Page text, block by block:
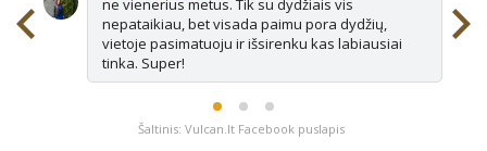
ne vienerius metus. Tik su dydžiais vis
nepataikiau, bet visada paimu pora dydžių,
vietoje pasimatuoju ir išsirenku kas labiausiai
tinka. Super!
Šaltinis: Vulcan.lt Facebook puslapis